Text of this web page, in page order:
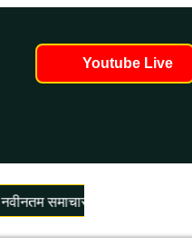
Youtube Live
नवीनतम समाचार लोड हो रहे हैं...